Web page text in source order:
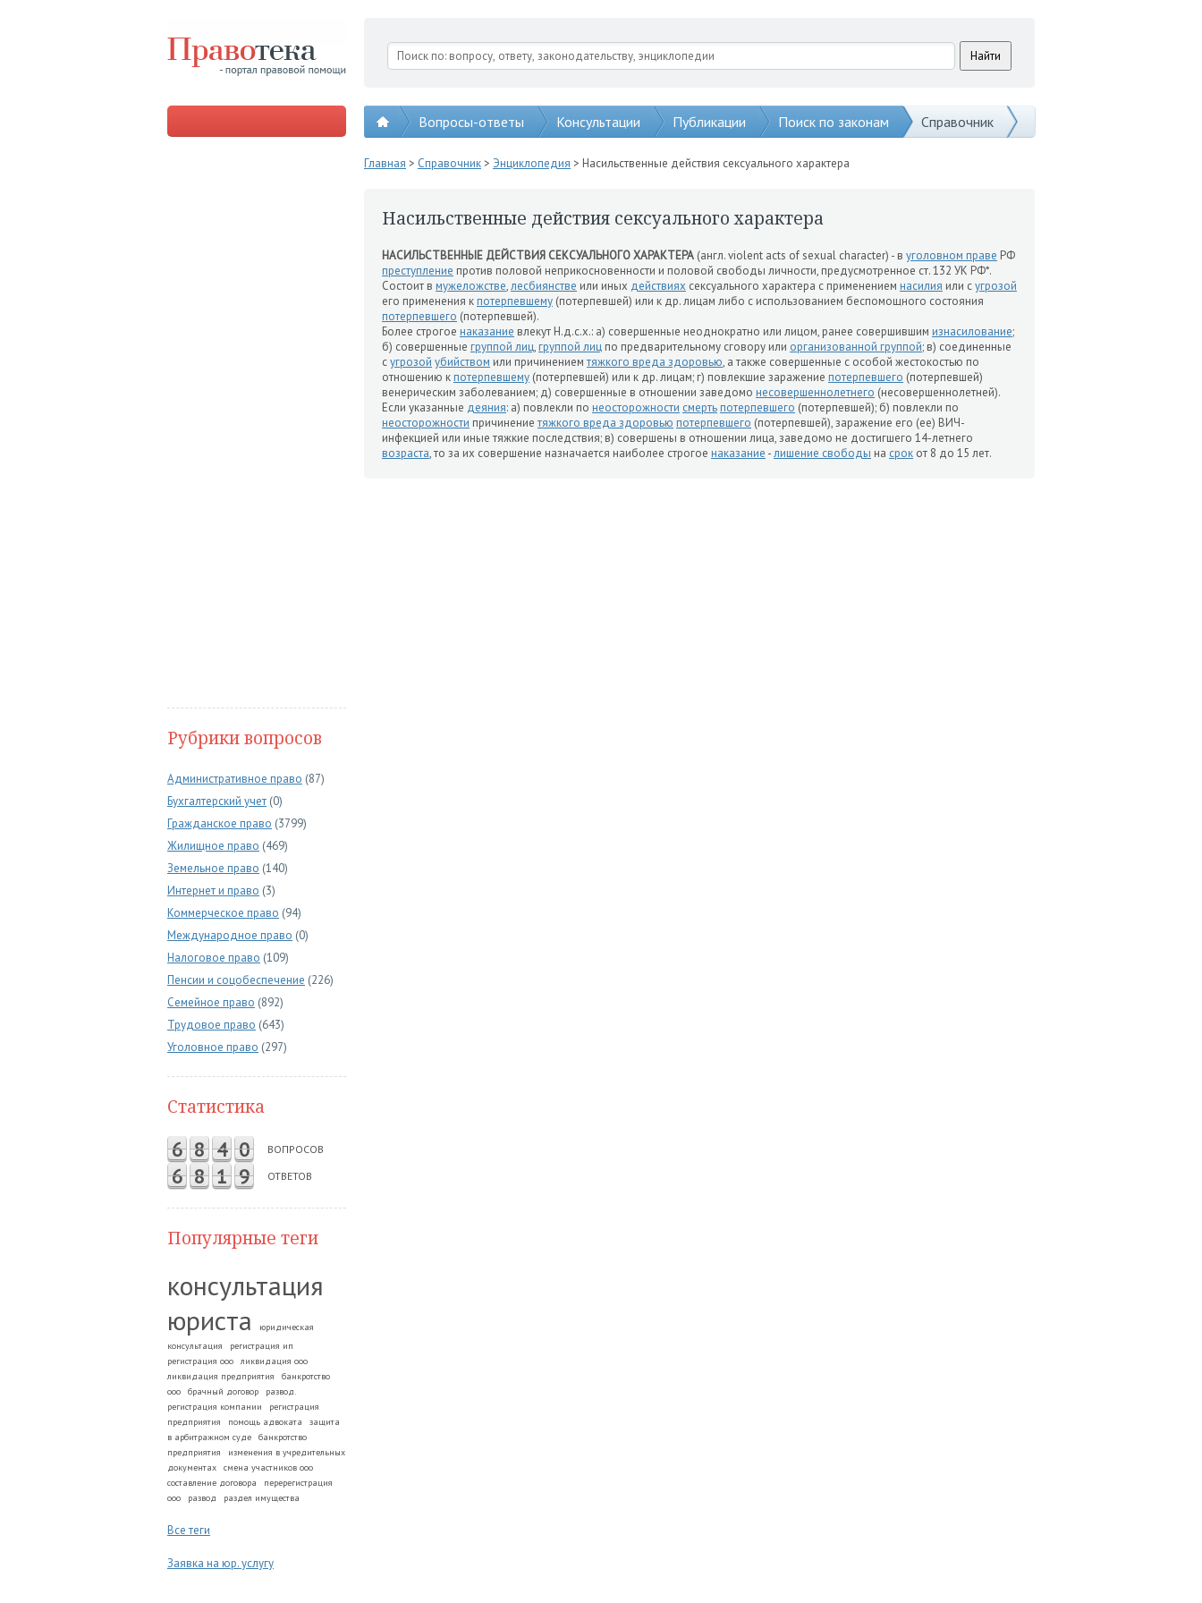
Вопросы-ответы Консультации Публикации Поиск по законам Справочник
Рубрики вопросов
Административное право (87)
Бухгалтерский учет (0)
Гражданское право (3799)
Жилищное право (469)
Земельное право (140)
Интернет и право (3)
Коммерческое право (94)
Международное право (0)
Налоговое право (109)
Пенсии и соцобеспечение (226)
Семейное право (892)
Трудовое право (643)
Уголовное право (297)
Статистика
6 8 4 0 ВОПРОСОВ
6 8 1 9 ОТВЕТОВ
Популярные теги
консультация
юриста
юридическая
консультация
регистрация ип
регистрация ооо
ликвидация ооо
ликвидация предприятия
банкротство
ооо
брачный договор
развод.
регистрация компании
регистрация
предприятия
помощь адвоката
защита
в арбитражном суде
банкротство
предприятия
изменения в учредительных
документах
смена участников ооо
составление договора
перерегистрация
ооо
развод раздел имущества
Все теги
Заявка на юр. услугу
Главная > Справочник> Энциклопедия > Насильственные действия сексуального характера
Насильственные действия сексуального характера
НАСИЛЬСТВЕННЫЕ ДЕЙСТВИЯ СЕКСУАЛЬНОГО ХАРАКТЕРА (англ. violent acts of sexual character) - в уголовном праве РФ
преступление против половой неприкосновенности и половой свободы личности, предусмотренное ст. 132 УК РФ*.
Состоит в мужеложстве,лесбиянстве или иных действиях сексуального характера с применением насилия или сугрозой
его применения кпотерпевшему (потерпевшей) или к др. лицам либо с использованием беспомощного состояния
потерпевшего (потерпевшей).
Более строгое наказание влекут Н.д.с.х.: а) совершенные неоднократно или лицом, ранее совершившим изнасилование;
б) совершенные группой лиц,группой лиц по предварительному сговору или организованной группой; в) соединенные
сугрозой убийством или причинениемтяжкого вреда здоровью, а также совершенные с особой жестокостью по
отношению кпотерпевшему (потерпевшей) или к др. лицам; г) повлекшие заражение потерпевшего (потерпевшей)
венерическим заболеванием; д) совершенные в отношении заведомо несовершеннолетнего (несовершеннолетней).
Если указанные деяния: а) повлекли по неосторожности смертьпотерпевшего (потерпевшей); б) повлекли по
неосторожности причинениетяжкого вреда здоровью потерпевшего (потерпевшей), заражение его (ее) ВИЧ-
инфекцией или иные тяжкие последствия; в) совершены в отношении лица, заведомо не достигшего 14-летнего
возраста, то за их совершение назначается наиболее строгое наказание -лишение свободы на срок от 8 до 15 лет.